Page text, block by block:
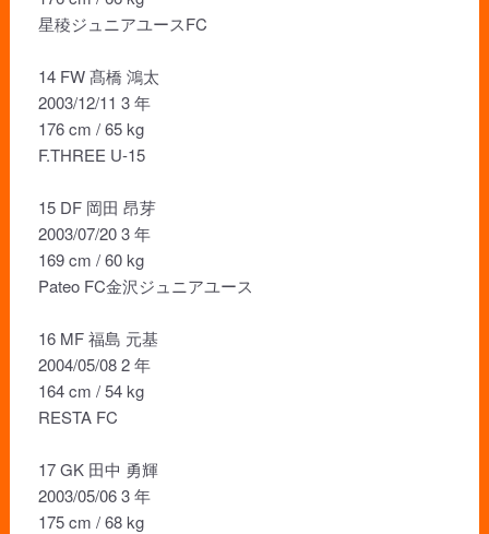
星稜ジュニアユースFC
14 FW 髙橋 鴻太
2003/12/11 3 年
176 cm / 65 kg
F.THREE U-15
15 DF 岡田 昂芽
2003/07/20 3 年
169 cm / 60 kg
Pateo FC金沢ジュニアユース
16 MF 福島 元基
2004/05/08 2 年
164 cm / 54 kg
RESTA FC
17 GK 田中 勇輝
2003/05/06 3 年
175 cm / 68 kg